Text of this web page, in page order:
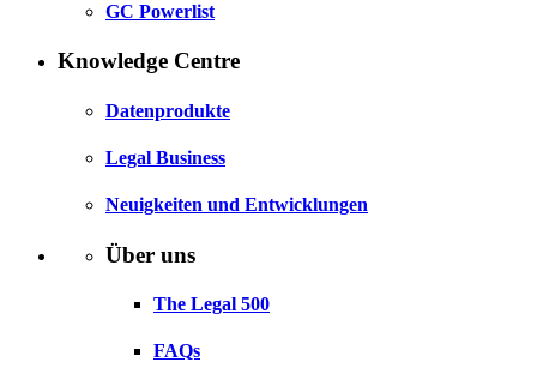
GC Powerlist
Knowledge Centre
Datenprodukte
Legal Business
Neuigkeiten und Entwicklungen
Über uns
The Legal 500
FAQs